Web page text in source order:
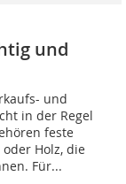
und
und
in der Regel
feste
Holz, die
Für...